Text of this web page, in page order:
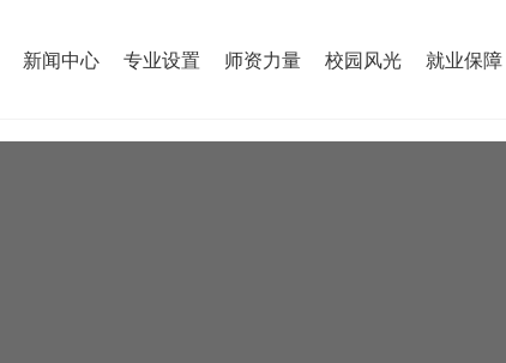
新闻中心 专业设置 师资力量 校园风光 就业保障